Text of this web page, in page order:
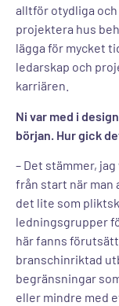
alltför otydliga och
projektera hus
lägga för mycket
ledarskap och
karriären.
Ni var med i
början. Hur gick
– Det stämmer,
från start när man
det lite som
ledningsgrupper
här fanns
branschinriktad
begränsningar
eller mindre med